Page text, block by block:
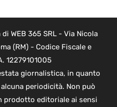
WEB 365 SRL - Via Nicola
(RM) - Codice Fiscale e
12279101005
giornalistica, in quanto
periodicità. Non può
prodotto editoriale ai sensi